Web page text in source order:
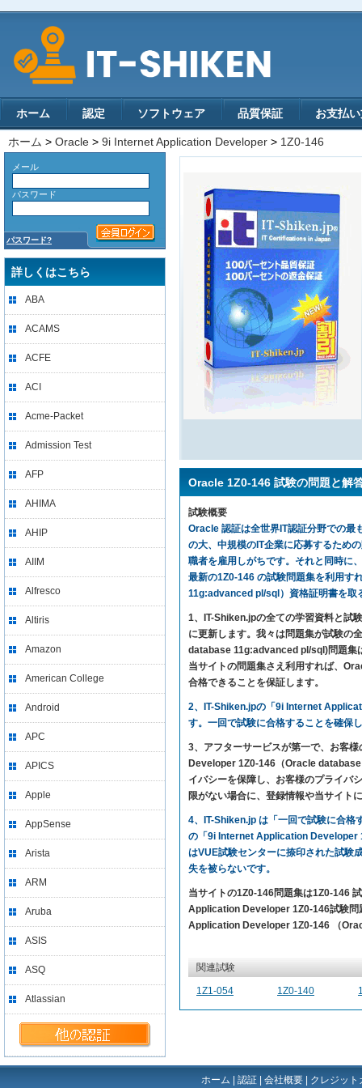
ホーム 認定 ソフトウェア 品質保証 お支払
ホーム > Oracle > 9i Internet Application Developer > 1Z0-146
メール
パスワード
パスワード?
詳しくはこちら
ABA
ACAMS
ACFE
ACI
Acme-Packet
Admission Test
AFP
AHIMA
AHIP
AIIM
Alfresco
Altiris
Amazon
American College
Android
APC
APICS
Apple
AppSense
Arista
ARM
Aruba
ASIS
ASQ
Atlassian
Oracle 1Z0-146 試験の問題と解
試験概要
Oracle 認証は全世界IT認証分野での最
の大、中規模のIT企業に応募するため
職者を雇用しがちです。それと同時に
最新の1Z0-146 の試験問題集を利用
11g:advanced pl/sql）資格証明書を取
1、IT-Shiken.jpの全ての学習資料と試
に更新します。我々は問題集が試験の
database 11g:advanced pl/sql)問題集
当サイトの問題集さえ利用すれば、
合格できることを保証します。
2、IT-Shiken.jpの「9i Internet
す。一回で試験に合格することを確保
3、アフターサービスが第一で、お客
Developer 1Z0-146（Oracle
イバシーを保障し、お客様のプライバ
限がない場合に、登録情報や当サイト
4、IT-Shiken.jp は「一回で試験に合格
の「9i Internet Application Developer
はVUE試験センターに捺印された試験
失を被らないです。
当サイトの1Z0-146問題集は1Z0-146
Application Developer 1Z0-146試験問
Application Developer 1Z0-146 （
関連試験
1Z1-054 1Z0-140
ホーム 認証 会社概要 クレジッ